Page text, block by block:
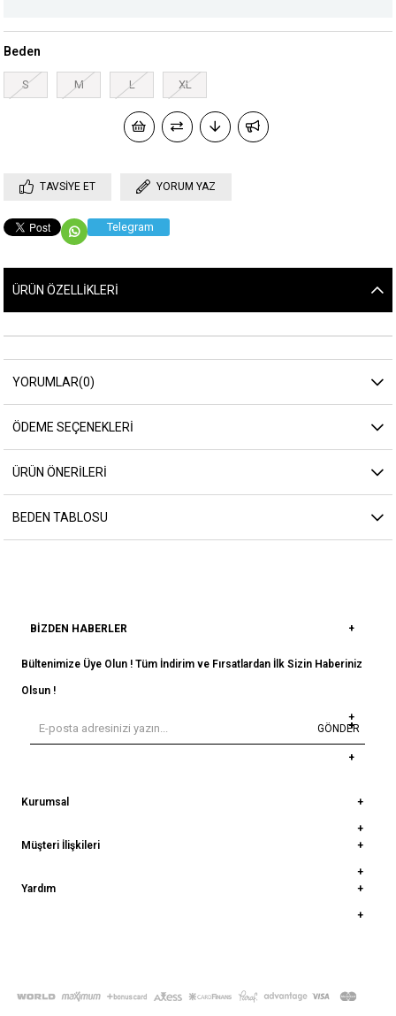
Beden
S M L XL
TAVSIYE ET YORUM YAZ
Telegram
ÜRÜN ÖZELLIKLERI
YORUMLAR(0)
ÖDEME SEÇENEKLERI
ÜRÜN ÖNERILERI
BEDEN TABLOSU
BIZDEN HABERLER
Bültenimize Üye Olun ! Tüm İndirim ve Fırsatlardan İlk Sizin Haberiniz
Olsun !
GÖNDER
Kurumsal
Müşteri İlişkileri
Yardım